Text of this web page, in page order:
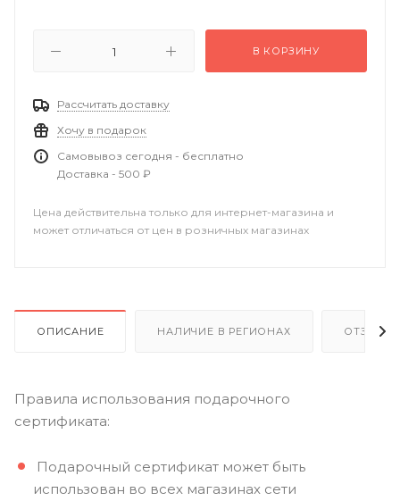
В КОРЗИНУ
Рассчитать доставку
Хочу в подарок
Самовывоз сегодня - бесплатно
Доставка - 500 ₽
Цена действительна только для интернет-магазина и
может отличаться от цен в розничных магазинах
ОПИСАНИЕ НАЛИЧИЕ В РЕГИОНАХ ОТЗЫВЫ
Правила использования подарочного
сертификата:
Подарочный сертификат может быть
использован во всех магазинах сети